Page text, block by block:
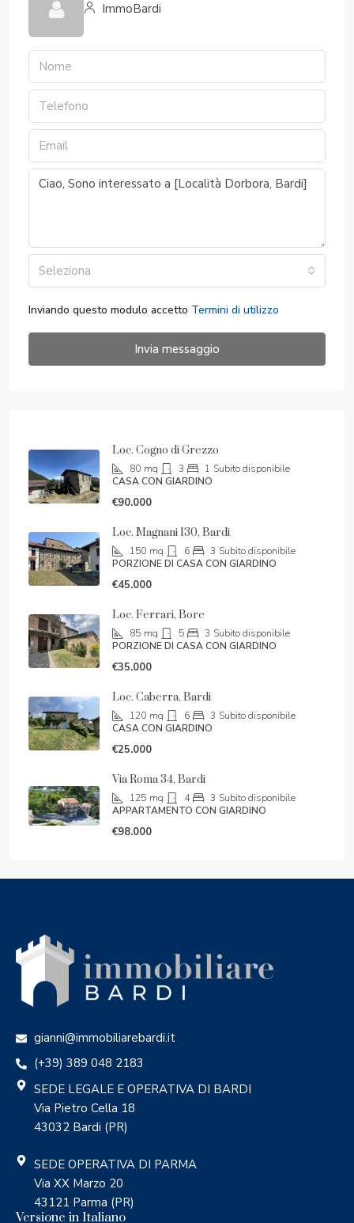
ImmoBardi
Seleziona
Inviando questo modulo accetto Termini di utilizzo
Invia messaggio
Loc. Cogno di Grezzo
80 mq 3 1 Subito disponibile
CASA CON GIARDINO
€90.000
Loc. Magnani 130, Bardi
150 mq 6 3 Subito disponibile
PORZIONE DI CASA CON GIARDINO
€45.000
Loc. Ferrari, Bore
85 mq 5 3 Subito disponibile
PORZIONE DI CASA CON GIARDINO
€35.000
Loc. Caberra, Bardi
120 mq 6 3 Subito disponibile
CASA CON GIARDINO
€25.000
Via Roma 34, Bardi
125 mq 4 3 Subito disponibile
APPARTAMENTO CON GIARDINO
€98.000
gianni@immobiliarebardi.it
(+39) 389 048 2183
SEDE LEGALE E OPERATIVA DI BARDI
Via Pietro Cella 18
43032 Bardi (PR)
SEDE OPERATIVA DI PARMA
Via XX Marzo 20
43121 Parma (PR)
Versione in Italiano